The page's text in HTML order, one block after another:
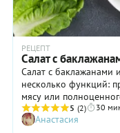
РЕЦЕПТ
Салат с
Салат с баклажанами
несколько функций:
мясу или
хорош этот салат в
сладкие помидоры и
5 (2) 30
Анастасия